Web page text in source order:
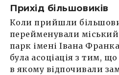
Прихід більшовиків
Коли прийшли
перейменували
парк імені Івана
була асоціація з тим,
в якому відпочивали